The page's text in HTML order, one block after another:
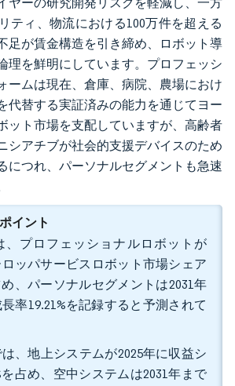
ティ、物流における100万件を超える
足が賃金構造を引き締め、ロボット導
理を鮮明にしています。プロフェッシ
ームは現在、倉庫、病院、農場におけ
代替する実証済みの能力を通じてヨー
ット市場を支配していますが、高齢者
シアチブが社会的支援デバイスのため
につれ、パーソナルセグメントも急速
イント
、プロフェッショナルロボットが
ッパサービスロボット市場シェア
め、パーソナルセグメントは2031年
率19.21%を記録すると予測されて
、地上システムが2025年に収益シ
を占め、空中システムは2031年まで